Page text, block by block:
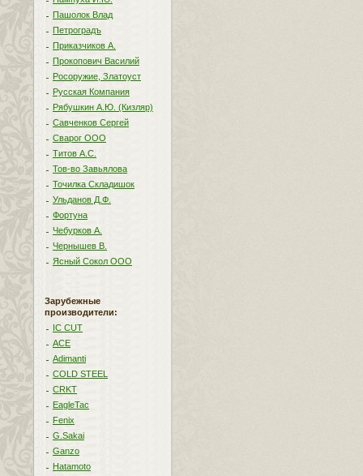
Пашолок Влад
Петроградъ
Приказчиков А.
Прокопович Василий
Росоружие, Златоуст
Русская Компания
Рябушкин А.Ю. (Кизляр)
Савченков Сергей
Сварог ООО
Титов А.С.
Тов-во Завьялова
Точилка Складишок
Ульданов Д.Ф.
Фортуна
Чебурков А.
Чернышев В.
Ясный Сокол ООО
Зарубежные
производители:
IC CUT
ACE
Adimanti
COLD STEEL
CRKT
EagleTac
Fenix
G.Sakai
Ganzo
Hatamoto